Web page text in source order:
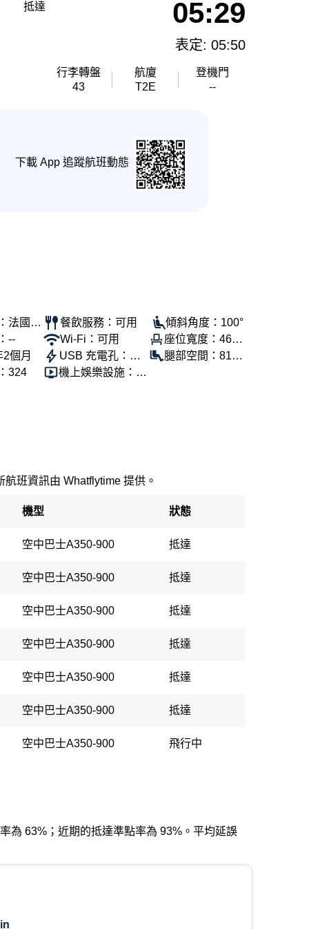
抵達 05:29
表定: 05:50
行李轉盤
43
航廈
T2E
登機門
--
下載 App 追蹤航班動態
法國航
--
個月
324
餐飲服務：可用
Wi-Fi：可用
USB 充電孔：可
用
機上娛樂設施：可
傾斜角度：100°
座位寬度：46公
分
腿部空間：81公
班資訊由 Whatflytime 提供。
機型 狀態
空中巴士A350-900 抵達
空中巴士A350-900 抵達
空中巴士A350-900 抵達
空中巴士A350-900 抵達
空中巴士A350-900 抵達
空中巴士A350-900 抵達
空中巴士A350-900 飛行中
為 63%；近期的抵達準點率為 93%。平均延誤